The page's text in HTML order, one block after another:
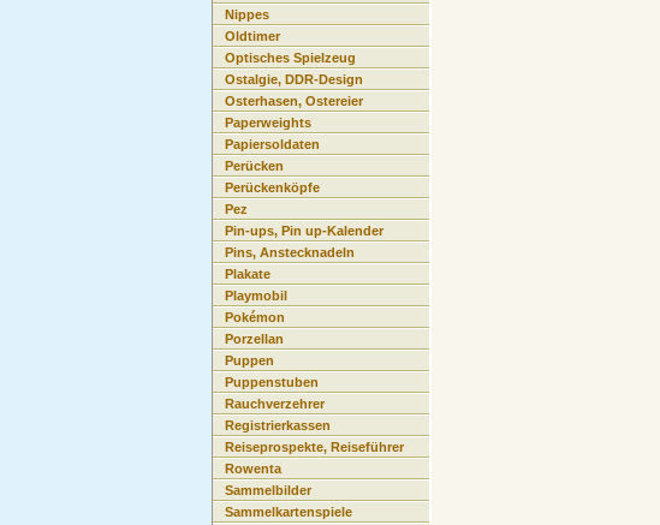
Nippes
Oldtimer
Optisches Spielzeug
Ostalgie, DDR-Design
Osterhasen, Ostereier
Paperweights
Papiersoldaten
Perücken
Perückenköpfe
Pez
Pin-ups, Pin up-Kalender
Pins, Anstecknadeln
Plakate
Playmobil
Pokémon
Porzellan
Puppen
Puppenstuben
Rauchverzehrer
Registrierkassen
Reiseprospekte, Reiseführer
Rowenta
Sammelbilder
Sammelkartenspiele